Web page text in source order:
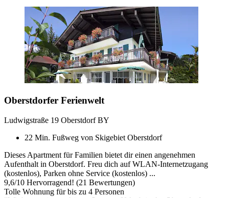
Oberstdorfer Ferienwelt
Ludwigstraße 19 Oberstdorf BY
22 Min. Fußweg von Skigebiet Oberstdorf
Dieses Apartment für Familien bietet dir einen angenehmen
Aufenthalt in Oberstdorf. Freu dich auf WLAN-Internetzugang
(kostenlos), Parken ohne Service (kostenlos) ...
9,6/10 Hervorragend! (21 Bewertungen)
Tolle Wohnung für bis zu 4 Personen